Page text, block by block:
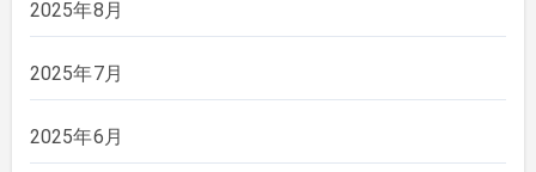
2025年8月
2025年7月
2025年6月